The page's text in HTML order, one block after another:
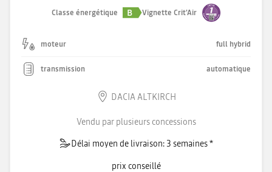
Classe énergétique
B Vignette Crit'Air
moteur full hybrid
transmission automatique
DACIA ALTKIRCH
Vendu par plusieurs concessions
Délai moyen de livraison: 3 semaines *
prix conseillé